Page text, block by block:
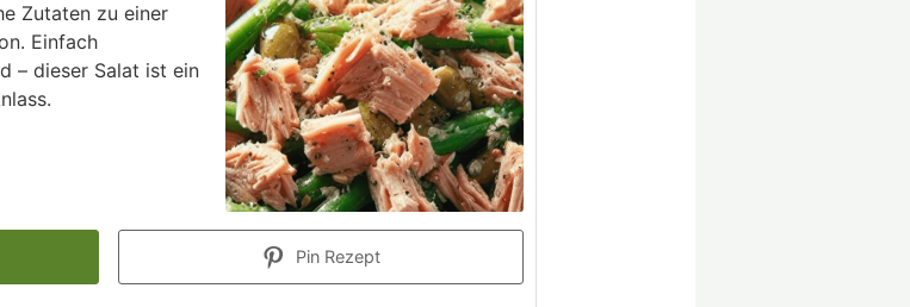
Zutaten zu einer
Einfach
– dieser Salat ist ein
Pin Rezept